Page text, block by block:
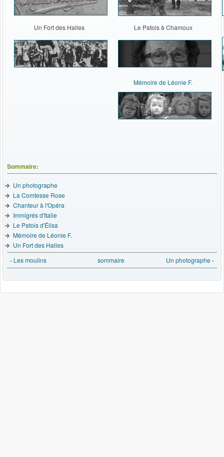
Un Fort des Halles Le Patois à Chamoux
Mémoire de Léonie F.
Sommaire:
Un photographe
La Comtesse Rose
Chanteur à l'Opéra
Immigrés d'Italie
Le Patois d'Élisa
Mémoire de Léonie F.
Un Fort des Halles
‹ Les moulins
sommaire Un photographe ›